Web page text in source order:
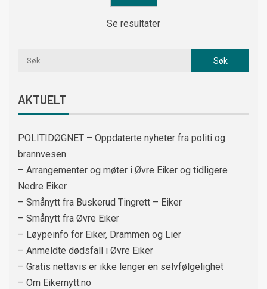
Se resultater
AKTUELT
POLITIDØGNET – Oppdaterte nyheter fra politi og
brannvesen
– Arrangementer og møter i Øvre Eiker og tidligere
Nedre Eiker
– Smånytt fra Buskerud Tingrett – Eiker
– Smånytt fra Øvre Eiker
– Løypeinfo for Eiker, Drammen og Lier
– Anmeldte dødsfall i Øvre Eiker
– Gratis nettavis er ikke lenger en selvfølgelighet
– Om Eikernytt.no